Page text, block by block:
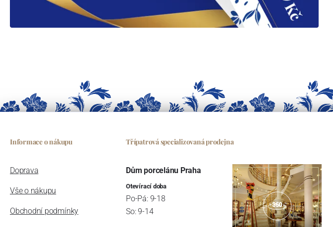
Informace o nákupu
Doprava
Vše o nákupu
Obchodní podmínky
Třípatrová specializovaná prodejna
Dům porcelánu Praha
Otevírací doba
Po-Pá: 9-18
So: 9-14